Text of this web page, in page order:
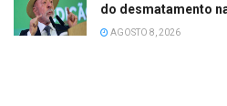
do desmatamento
AGOSTO 8, 2026